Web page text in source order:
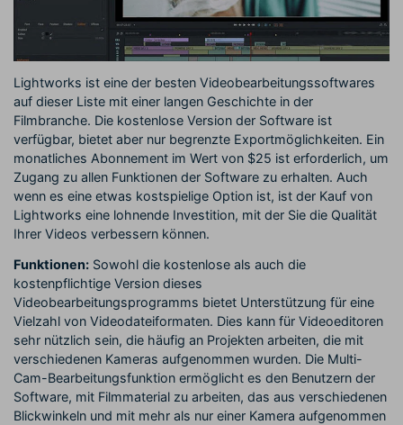
Lightworks ist eine der besten Videobearbeitungssoftwares
auf dieser Liste mit einer langen Geschichte in der
Filmbranche. Die kostenlose Version der Software ist
verfügbar, bietet aber nur begrenzte Exportmöglichkeiten. Ein
monatliches Abonnement im Wert von $25 ist erforderlich, um
Zugang zu allen Funktionen der Software zu erhalten. Auch
wenn es eine etwas kostspielige Option ist, ist der Kauf von
Lightworks eine lohnende Investition, mit der Sie die Qualität
Ihrer Videos verbessern können.
Funktionen: Sowohl die kostenlose als auch die
kostenpflichtige Version dieses
Videobearbeitungsprogramms bietet Unterstützung für eine
Vielzahl von Videodateiformaten. Dies kann für Videoeditoren
sehr nützlich sein, die häufig an Projekten arbeiten, die mit
verschiedenen Kameras aufgenommen wurden. Die Multi-
Cam-Bearbeitungsfunktion ermöglicht es den Benutzern der
Software, mit Filmmaterial zu arbeiten, das aus verschiedenen
Blickwinkeln und mit mehr als nur einer Kamera aufgenommen